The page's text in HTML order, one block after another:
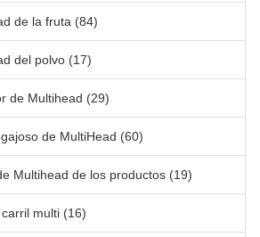
de la fruta (84)
del polvo (17)
de Multihead (29)
de MultiHead (60)
Multihead de los productos (19)
multi (16)